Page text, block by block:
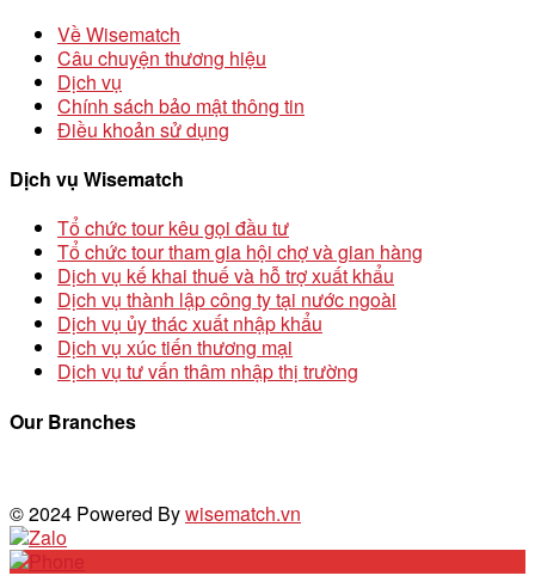
Về Wisematch
Câu chuyện thương hiệu
Dịch vụ
Chính sách bảo mật thông tin
Điều khoản sử dụng
Dịch vụ Wisematch
Tổ chức tour kêu gọi đầu tư
Tổ chức tour tham gia hội chợ và gian hàng
Dịch vụ kế khai thuế và hỗ trợ xuất khẩu
Dịch vụ thành lập công ty tại nước ngoài
Dịch vụ ủy thác xuất nhập khẩu
Dịch vụ xúc tiến thương mại
Dịch vụ tư vấn thâm nhập thị trường
Our Branches
© 2024 Powered Bywisematch.vn